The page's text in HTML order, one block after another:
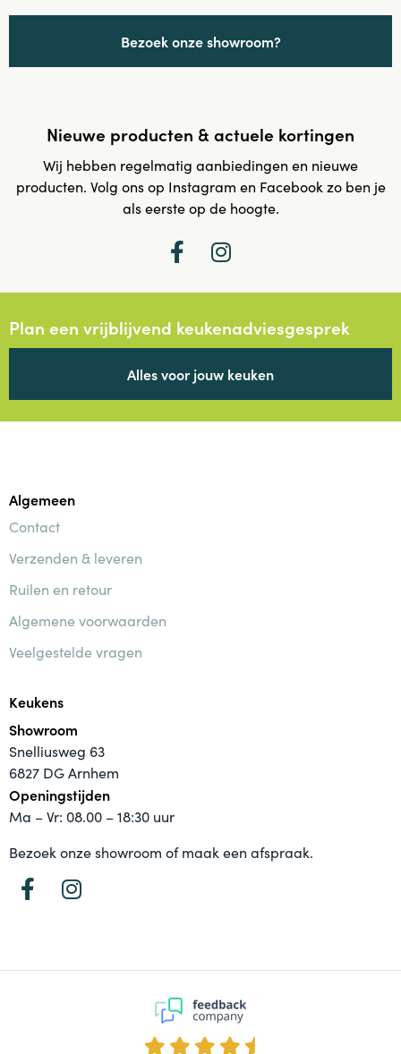
Bezoek onze showroom?
Nieuwe producten & actuele kortingen
Wij hebben regelmatig aanbiedingen en nieuwe
producten. Volg ons op Instagram en Facebook zo ben je
als eerste op de hoogte.
Plan een vrijblijvend keukenadviesgesprek
Alles voor jouw keuken
Algemeen
Contact
Verzenden & leveren
Ruilen en retour
Algemene voorwaarden
Veelgestelde vragen
Keukens
Showroom
Snelliusweg 63
6827 DG Arnhem
Openingstijden
Ma – Vr: 08.00 – 18:30 uur
Bezoek onze showroom of maak een afspraak.